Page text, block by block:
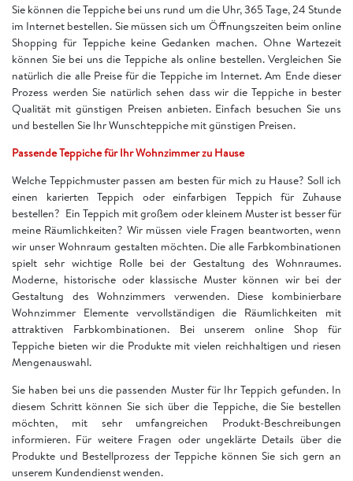
Sie können die Teppiche bei uns rund um die Uhr, 365 Tage, 24 Stunde
im Internet bestellen. Sie müssen sich um Öffnungszeiten beim online
Shopping für Teppiche keine Gedanken machen. Ohne Wartezeit
können Sie bei uns die Teppiche als online bestellen. Vergleichen Sie
natürlich die alle Preise für die Teppiche im Internet. Am Ende dieser
Prozess werden Sie natürlich sehen dass wir die Teppiche in bester
Qualität mit günstigen Preisen anbieten. Einfach besuchen Sie uns
und bestellen Sie Ihr Wunschteppiche mit günstigen Preisen.
Passende Teppiche für Ihr Wohnzimmer zu Hause
Welche Teppichmuster passen am besten für mich zu Hause? Soll ich
einen karierten Teppich oder einfarbigen Teppich für Zuhause
bestellen? Ein Teppich mit großem oder kleinem Muster ist besser für
meine Räumlichkeiten? Wir müssen viele Fragen beantworten, wenn
wir unser Wohnraum gestalten möchten. Die alle Farbkombinationen
spielt sehr wichtige Rolle bei der Gestaltung des Wohnraumes.
Moderne, historische oder klassische Muster können wir bei der
Gestaltung des Wohnzimmers verwenden. Diese kombinierbare
Wohnzimmer Elemente vervollständigen die Räumlichkeiten mit
attraktiven Farbkombinationen. Bei unserem online Shop für
Teppiche bieten wir die Produkte mit vielen reichhaltigen und riesen
Mengenauswahl.
Sie haben bei uns die passenden Muster für Ihr Teppich gefunden. In
diesem Schritt können Sie sich über die Teppiche, die Sie bestellen
möchten, mit sehr umfangreichen Produkt-Beschreibungen
informieren. Für weitere Fragen oder ungeklärte Details über die
Produkte und Bestellprozess der Teppiche können Sie sich gern an
unserem Kundendienst wenden.